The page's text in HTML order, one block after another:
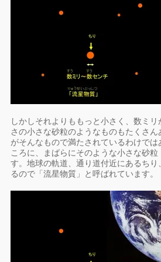
しかしそれよりももっと小さく、数ミ
さの小さな砂粒のようなものもたくさ
がそんなもので満たされているわけで
ころに、まばらにそのような小さな砂粒
す。地球の軌道、通り道付近にあるち
るので「流星物質」と呼ばれています。